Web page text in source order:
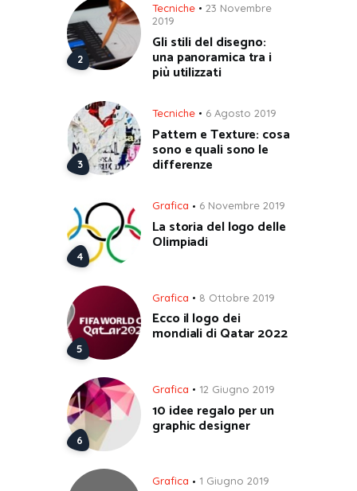
Tecniche
23 Novembre
2019
Gli stili del disegno:
una panoramica tra i
più utilizzati
Tecniche 6 Agosto 2019
Pattern e Texture: cosa
sono e quali sono le
differenze
Grafica 6 Novembre 2019
La storia del logo delle
Olimpiadi
Grafica 8 Ottobre 2019
Ecco il logo dei
mondiali di Qatar 2022
Grafica 12 Giugno 2019
10 idee regalo per un
graphic designer
Grafica 1 Giugno 2019